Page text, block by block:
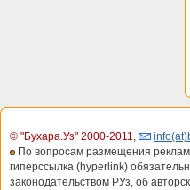
© "Бухара.Уз" 2000-2011,
По вопросам размещения
гиперссылка (hyperlink)
законодательством РУз, об